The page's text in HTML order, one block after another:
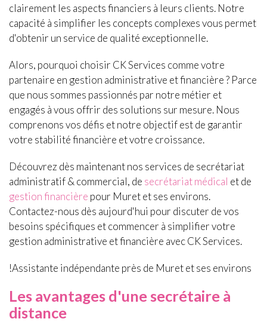
clairement les aspects financiers à leurs clients. Notre
capacité à simplifier les concepts complexes vous permet
d'obtenir un service de qualité exceptionnelle.
Alors, pourquoi choisir CK Services comme votre
partenaire en gestion administrative et financière ? Parce
que nous sommes passionnés par notre métier et
engagés à vous offrir des solutions sur mesure. Nous
comprenons vos défis et notre objectif est de garantir
votre stabilité financière et votre croissance.
Découvrez dès maintenant nos services de secrétariat
administratif & commercial, de secrétariat médical et de
gestion financière pour Muret et ses environs.
Contactez-nous dès aujourd'hui pour discuter de vos
besoins spécifiques et commencer à simplifier votre
gestion administrative et financière avec CK Services.
!Assistante indépendante près de Muret et ses environs
Les avantages d'une secrétaire à
distance